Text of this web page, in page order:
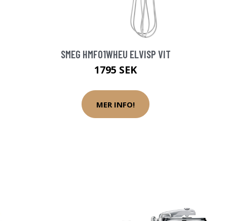
SMEG HMF01WHEU ELVISP VIT
1795 SEK
MER INFO!